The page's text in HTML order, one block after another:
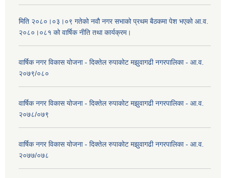
मिति २०८०।०३।०९ गतेको नवौ नगर सभाको प्रथम बैठकमा पेश भएको आ.व.
२०८०।०८१ को वार्षिक नीति तथा कार्यक्रम।
वार्षिक नगर विकास योजना - दिक्तेल रुपाकोट मझुवागढी नगरपालिका - आ.व.
२०७९/०८०
वार्षिक नगर विकास योजना - दिक्तेल रुपाकोट मझुवागढी नगरपालिका - आ.व.
२०७८/०७९
वार्षिक नगर विकास योजना - दिक्तेल रुपाकोट मझुवागढी नगरपालिका - आ.व.
२०७७/०७८